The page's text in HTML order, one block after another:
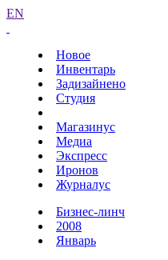
EN
Новое
Инвентарь
Задизайнено
Студия
Магазинус
Медиа
Экспресс
Иронов
Журналус
Бизнес-линч
2008
Январь